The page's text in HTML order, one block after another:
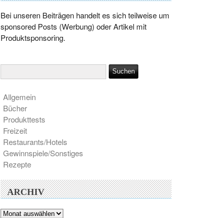
Bei unseren Beiträgen handelt es sich teilweise um
sponsored Posts (Werbung) oder Artikel mit
Produktsponsoring.
Allgemein
Bücher
Produkttests
Freizeit
Restaurants/Hotels
Gewinnspiele/Sonstiges
Rezepte
ARCHIV
Archiv